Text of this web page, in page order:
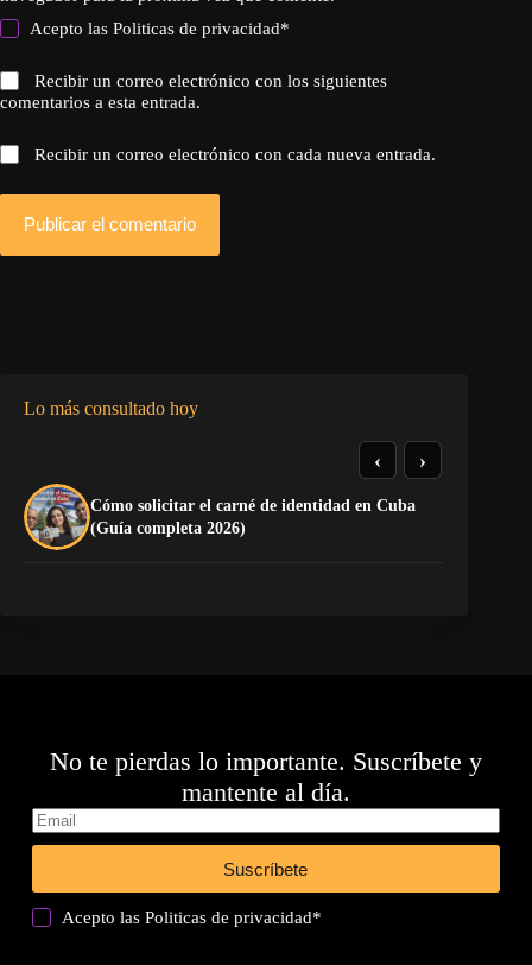
Acepto lasPoliticas de privacidad*
Recibir un correo electrónico con los siguientes
comentarios a esta entrada.
Recibir un correo electrónico con cada nueva entrada.
Publicar el comentario
Lo más consultado hoy
Cómo solicitar el carné de identidad en Cuba
(Guía completa 2026)
‹ ›
No te pierdas lo importante. Suscríbete y
mantente al día.
Suscríbete
Acepto lasPoliticas de privacidad*